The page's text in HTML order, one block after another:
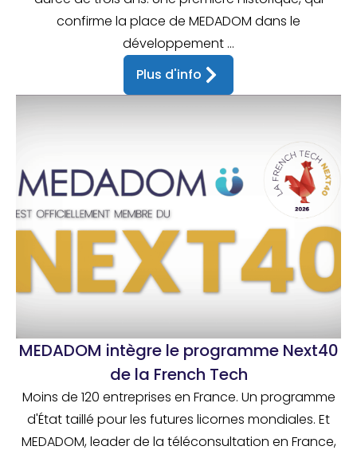
confirme la place de MEDADOM dans le
développement ...
Plus d'info
MEDADOM intègre le programme Next40
de la French Tech
Moins de 120 entreprises en France. Un programme
d'État taillé pour les futures licornes mondiales. Et
MEDADOM, leader de la téléconsultation en France,